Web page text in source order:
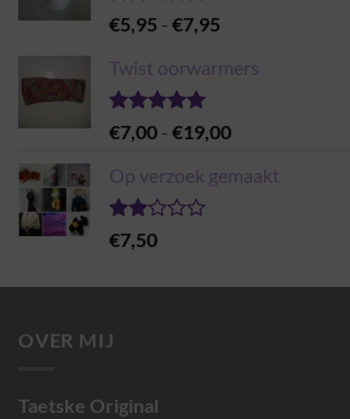
Gewaardeerd
5.00
€5,95 - €7,95
tot
Twist oorwarmers
Gewaardeerd
5.00
€7,00 - €19,00Prijsklasse:
tot
Op verzoek gemaakt
Gewaardeerd
2.00
€7,50
OVER MIJ
Taetske Original